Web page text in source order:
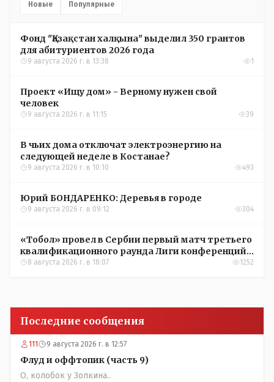
Новые Популярные
Фонд "Қазақстан халқына" выделил 350 грантов
для абитуриентов 2026 года
9 августа 2026 г. в 13:38 1
Проект «Ищу дом» - Верному нужен свой
человек
9 августа 2026 г. в 11:15 39
В чьих дома отключат электроэнергию на
следующей неделе в Костанае?
9 августа 2026 г. в 10:10 493
Юрий БОНДАРЕНКО: Деревья в городе
9 августа 2026 г. в 09:12 304
«Тобол» провел в Сербии первый матч третьего
квалификационного раунда Лиги конференций
УЕФА
8 августа 2026 г. в 18:07 1252
Последние сообщения
111 9 августа 2026 г. в 12:57
Флуд и оффтопик (часть 9)
О, колобок у Золкина..